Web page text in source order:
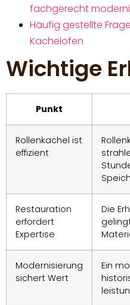
fachgerecht
Häufig gestellte
Kachelofen
Wichtige
Punkt
Rollenkachel ist
effizient
Restauration
erfordert
Expertise
Die
Modernisierung
sichert Wert
Ein